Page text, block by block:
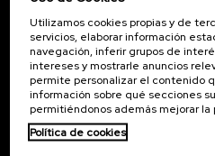
Investigación
Transferencia
Formación
Sociedad
nanoPeople
Servicios externos
Utilizamos cookies propias y de
servicios, elaborar información
navegación, inferir grupos de
intereses y mostrarle anuncios
permite personalizar el contenido
información sobre qué secciones
permitiéndonos además mejorar la
Política de cookies